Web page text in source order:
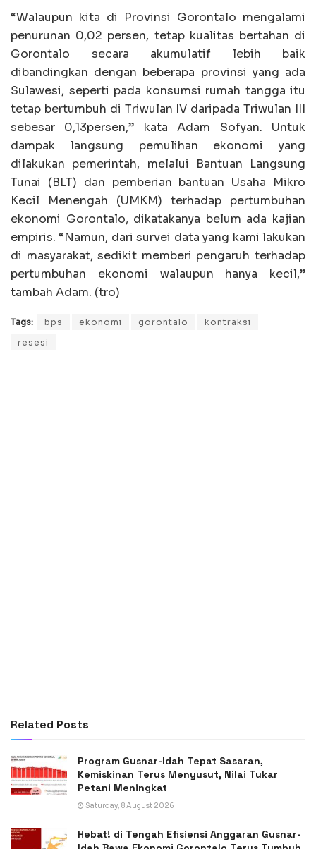
“Walaupun kita di Provinsi Gorontalo mengalami
penurunan 0,02 persen, tetap kualitas bertahan di
Gorontalo secara akumulatif lebih baik
dibandingkan dengan beberapa provinsi yang ada
Sulawesi, seperti pada konsumsi rumah tangga itu
tetap bertumbuh di Triwulan IV daripada Triwulan III
sebesar 0,13persen,” kata Adam Sofyan. Untuk
dampak langsung pemulihan ekonomi yang
dilakukan pemerintah, melalui Bantuan Langsung
Tunai (BLT) dan pemberian bantuan Usaha Mikro
Kecil Menengah (UMKM) terhadap pertumbuhan
ekonomi Gorontalo, dikatakanya belum ada kajian
empiris. “Namun, dari survei data yang kami lakukan
di masyarakat, sedikit memberi pengaruh terhadap
pertumbuhan ekonomi walaupun hanya kecil,”
tambah Adam. (tro)
Tags: bps ekonomi gorontalo
kontraksi
resesi
Related Posts
Program Gusnar-Idah Tepat Sasaran,
Kemiskinan Terus Menyusut, Nilai Tukar
Petani Meningkat
Saturday, 8 August 2026
Hebat! di Tengah Efisiensi Anggaran Gusnar-